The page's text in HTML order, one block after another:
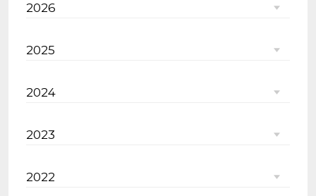
2026
2025
2024
2023
2022